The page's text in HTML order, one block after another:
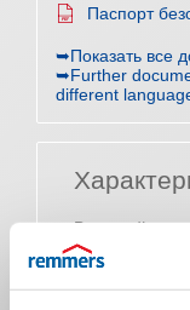
Паспорт
➥Показать все
➥Further
different
Внешний вид
Плотность (20